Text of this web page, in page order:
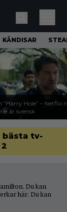
KÄNDISAR
”Harry Hole” – Netflix
är svensk
bästa tv-
Du kan
här. Du kan